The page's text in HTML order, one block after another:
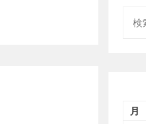
索:
月